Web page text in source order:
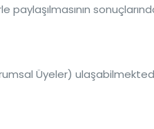
paylaşılmasının
Üyeler)